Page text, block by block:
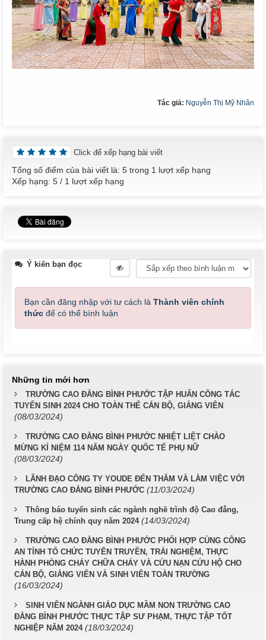
Tác giả: Nguyễn Thị Mỹ Nhân
Click để xếp hạng bài viết
Tổng số điểm của bài viết là: 5 trong 1 lượt xếp hạng
Xếp hạng: 5 / 1 lượt xếp hạng
Ý kiến bạn đọc
Bạn cần đăng nhập với tư cách là Thành viên chính
thức để có thể bình luận
Những tin mới hơn
TRƯỜNG CAO ĐẲNG BÌNH PHƯỚC TẬP HUẤN CÔNG TÁC
TUYỂN SINH 2024 CHO TOÀN THỂ CÁN BỘ, GIẢNG VIÊN
(08/03/2024)
TRƯỜNG CAO ĐẲNG BÌNH PHƯỚC NHIỆT LIỆT CHÀO
MỪNG KỈ NIỆM 114 NĂM NGÀY QUỐC TẾ PHỤ NỮ
(08/03/2024)
LÃNH ĐẠO CÔNG TY YOUDE ĐẾN THĂM VÀ LÀM VIỆC VỚI
TRƯỜNG CAO ĐẲNG BÌNH PHƯỚC (11/03/2024)
Thông báo tuyển sinh các ngành nghề trình độ Cao đẳng,
Trung cấp hệ chính quy năm 2024 (14/03/2024)
TRƯỜNG CAO ĐẲNG BÌNH PHƯỚC PHỐI HỢP CÙNG CÔNG
AN TỈNH TỔ CHỨC TUYÊN TRUYỀN, TRẢI NGHIỆM, THỰC
HÀNH PHÒNG CHÁY CHỮA CHÁY VÀ CỨU NẠN CỨU HỘ CHO
CÁN BỘ, GIẢNG VIÊN VÀ SINH VIÊN TOÀN TRƯỜNG
(16/03/2024)
SINH VIÊN NGÀNH GIÁO DỤC MẦM NON TRƯỜNG CAO
ĐẲNG BÌNH PHƯỚC THỰC TẬP SƯ PHẠM, THỰC TẬP TỐT
NGHIỆP NĂM 2024 (18/03/2024)